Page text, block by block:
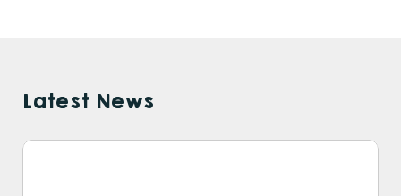
Latest News